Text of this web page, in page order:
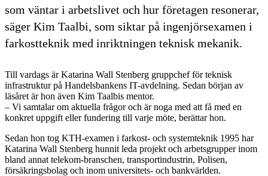
som väntar i arbetslivet och hur företagen resonerar,
säger Kim Taalbi, som siktar på ingenjörsexamen i
farkostteknik med inriktningen teknisk mekanik.
Till vardags är Katarina Wall Stenberg gruppchef för teknisk
infrastruktur på Handelsbankens IT-avdelning. Sedan början av
läsåret är hon även Kim Taalbis mentor.
– Vi samtalar om aktuella frågor och är noga med att få med en
konkret uppgift eller fundering till varje möte, berättar hon.
Sedan hon tog KTH-examen i farkost- och systemteknik 1995 har
Katarina Wall Stenberg hunnit leda projekt och arbetsgrupper inom
bland annat telekom-branschen, transportindustrin, Polisen,
försäkringsbolag och inom universitets- och bankvärlden.